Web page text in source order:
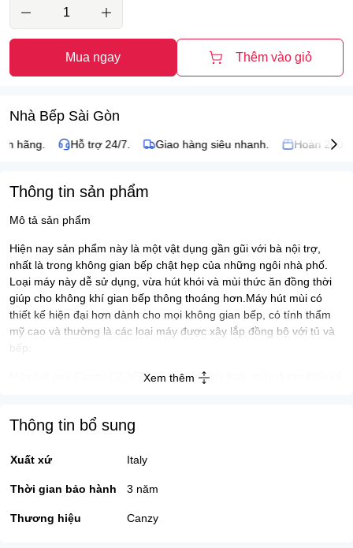
Mua ngay Thêm vào giỏ
Nhà Bếp Sài Gòn
hãng. Hỗ trợ 24/7. Giao hàng siêu nhanh. Hoàn 200%
Thông tin sản phẩm
Mô tả sản phẩm
Hiện nay sản phẩm này là một vật dụng gần gũi với bà nội trợ,
nhất là trong không gian bếp chật hẹp của những ngôi nhà phố.
Loại máy này dễ sử dụng, vừa hút khói và mùi thức ăn đồng thời
giúp cho không khí gian bếp thông thoáng hơn.Máy hút mùi có
thiết kế hiện đại hơn dành cho mọi không gian bếp, có tính thẩm
mỹ cao và thường là các loại máy được xây lắp đồng bộ với tủ và
Máy hút mùi Canzy CZ-V57 , được xuất sứ Italy, máy được thiết kế
chức năng thông minh và hiện đại nhưng vô cùng tiết kiệm điện,
hoạt tính
Thiết kế sang trọng
Xem thêm
Thông tin bổ sung
Xuất xứ Italy
Thời gian bảo hành 3 năm
Thương hiệu Canzy